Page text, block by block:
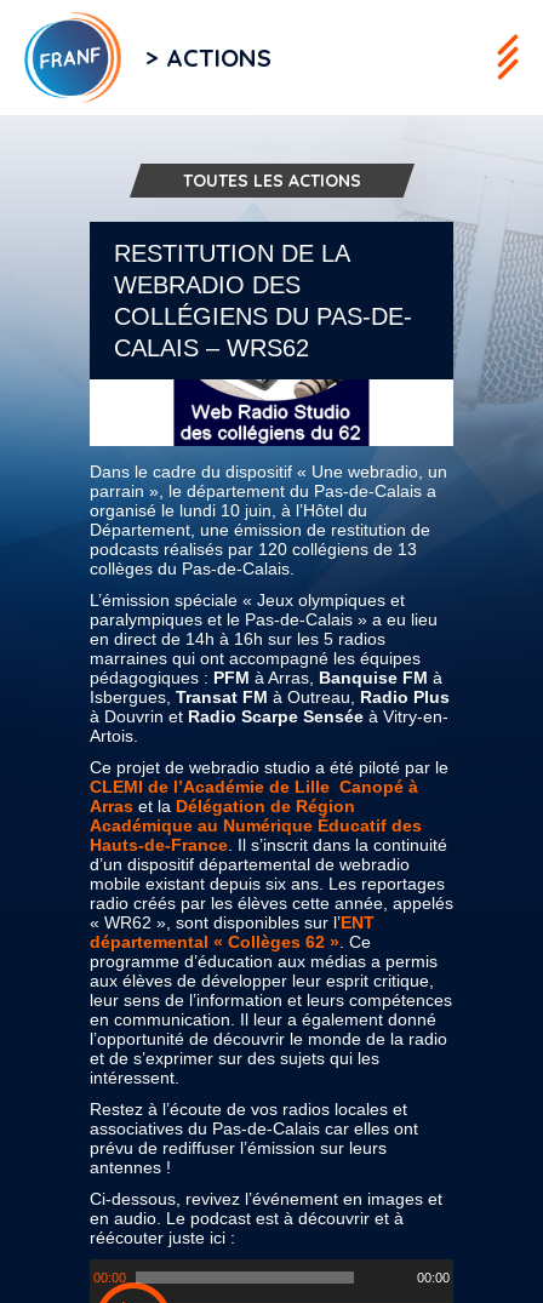
> ACTIONS
TOUTES LES ACTIONS
RESTITUTION DE LA
WEBRADIO DES
COLLÉGIENS DU PAS-DE-
CALAIS – WRS62
Dans le cadre du dispositif « Une webradio, un
parrain », le département du Pas-de-Calais a
organisé le lundi 10 juin, à l’Hôtel du
Département, une émission de restitution de
podcasts réalisés par 120 collégiens de 13
collèges du Pas-de-Calais.
L’émission spéciale « Jeux olympiques et
paralympiques et le Pas-de-Calais » a eu lieu
en direct de 14h à 16h sur les 5 radios
marraines qui ont accompagné les équipes
pédagogiques : PFM à Arras, Banquise FM à
Isbergues, Transat FM à Outreau, Radio Plus
à Douvrin et Radio Scarpe Sensée à Vitry-en-
Artois.
Ce projet de webradio studio a été piloté par le
CLEMI de l’Académie de Lille, Canopé à
Arras et la Délégation de Région
Académique au Numérique Éducatif des
Hauts-de-France. Il s’inscrit dans la continuité
d’un dispositif départemental de webradio
mobile existant depuis six ans. Les reportages
radio créés par les élèves cette année, appelés
« WR62 », sont disponibles sur l’ENT
départemental « Collèges 62 ». Ce
programme d’éducation aux médias a permis
aux élèves de développer leur esprit critique,
leur sens de l’information et leurs compétences
en communication. Il leur a également donné
l’opportunité de découvrir le monde de la radio
et de s’exprimer sur des sujets qui les
intéressent.
Restez à l’écoute de vos radios locales et
associatives du Pas-de-Calais car elles ont
prévu de rediffuser l’émission sur leurs
antennes !
Ci-dessous, revivez l’événement en images et
en audio. Le podcast est à découvrir et à
réécouter juste ici :
Lecteur
audio
00:00 00:00